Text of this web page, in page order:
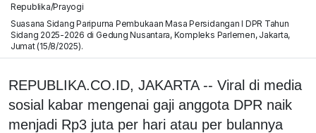
Republika/Prayogi
Suasana Sidang Paripurna Pembukaan Masa Persidangan I DPR Tahun
Sidang 2025-2026 di Gedung Nusantara, Kompleks Parlemen, Jakarta,
Jumat (15/8/2025).
REPUBLIKA.CO.ID, JAKARTA -- Viral di media
sosial kabar mengenai gaji anggota DPR naik
menjadi Rp3 juta per hari atau per bulannya